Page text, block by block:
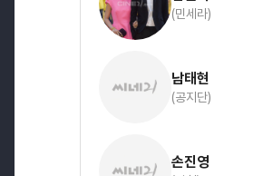
(민세라)
남태현
(공지단)
손진영